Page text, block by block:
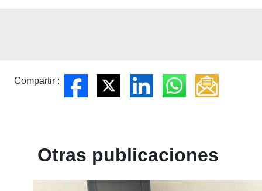
Compartir :
Otras publicaciones